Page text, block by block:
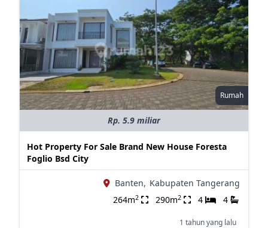
Rumah
Rp. 5.9 miliar
Hot Property For Sale Brand New House Foresta
Foglio Bsd City
Banten, Kabupaten Tangerang
264m2 290m2 4 4
1 tahun yang lalu